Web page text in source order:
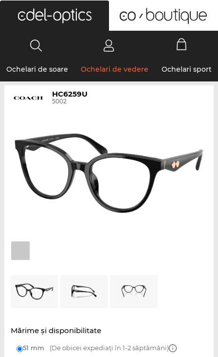
Ochelari de soare Ochelari de vedere Ochelari sport
HC6259U
5002
Mărime şi disponibilitate
51 mm (De obicei expediați în 1-2 săptămâni)